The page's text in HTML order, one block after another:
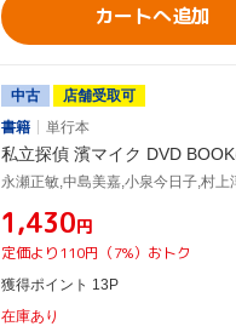
カートへ追加
中古
店舗受取可
書籍
単行本
私立探偵 濱マイク DVD
永瀬正敏,中島美嘉,小泉今日子,村上
¥1,430円
定価より110円（7%）おトク
獲得ポイント 13P
在庫あり